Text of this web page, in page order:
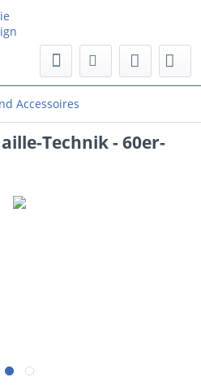
Accessoires
Technik - 60er-